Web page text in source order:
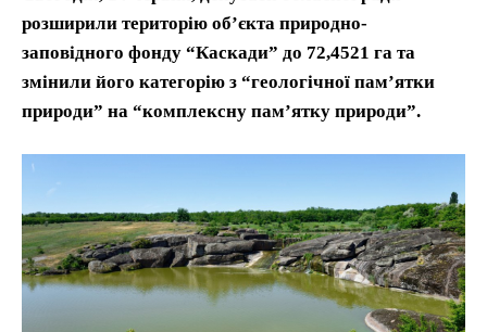
розширили територію об’єкта природно-
заповідного фонду “Каскади” до 72,4521 га та
змінили його категорію з “геологічної пам’ятки
природи” на “комплексну пам’ятку природи”.